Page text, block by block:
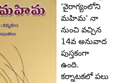
'వైరాగ్యంలోని
మహిమ' నా
నుంచి వచ్చిన
14వ అనువాద
పుస్తకంగా
ఉంది.
కర్నాటకలో పలు